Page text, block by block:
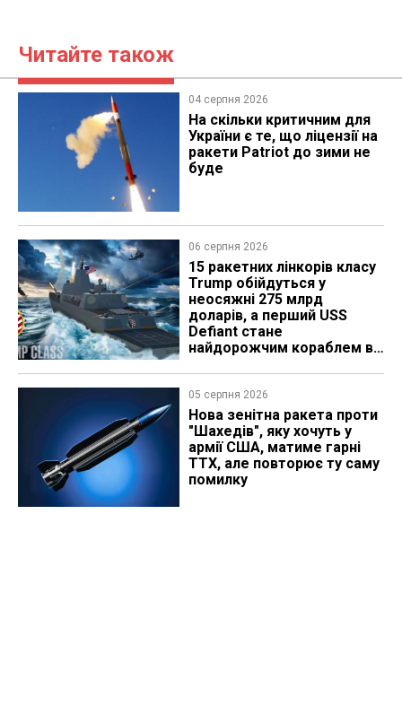
Читайте також
04 серпня 2026
На скільки критичним для
України є те, що ліцензії на
ракети Patriot до зими не
буде
06 серпня 2026
15 ракетних лінкорів класу
Trump обійдуться у
неосяжні 275 млрд
доларів, а перший USS
Defiant стане
найдорожчим кораблем в
05 серпня 2026
Нова зенітна ракета проти
"Шахедів", яку хочуть у
армії США, матиме гарні
ТТХ, але повторює ту саму
помилку